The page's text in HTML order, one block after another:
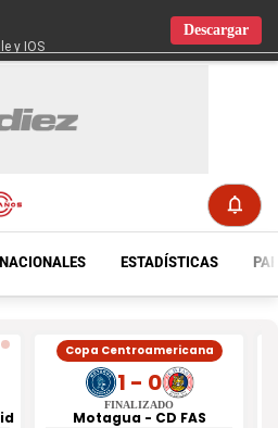
y IOS
Descargar
ESTADÍSTICAS
Copa Centroamericana
1 - 0
FINALIZADO
Motagua - CD FAS